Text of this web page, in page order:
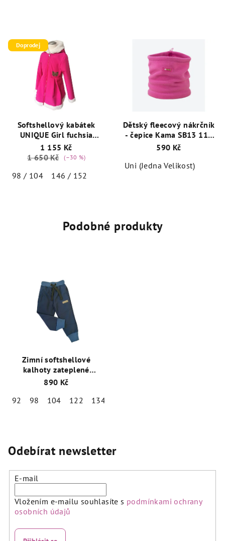
Doprodej
Softshellový kabátek
UNIQUE Girl fuchsia
zateplený baránkem
1 155 Kč
1 650 Kč
(–30 %)
98 / 104 146 / 152
Dětský fleecový nákrčník
- čepice Kama SB13 114
Růžová
590 Kč
Uni (Jedna Velikost)
Podobné produkty
Zimní softshellové
kalhoty zateplené
beránkem UNIQUE kids
890 Kč
92
98 104 122 134
Odebírat newsletter
E-mail
Vložením e-mailu souhlasíte s podmínkami ochrany
osobních údajů